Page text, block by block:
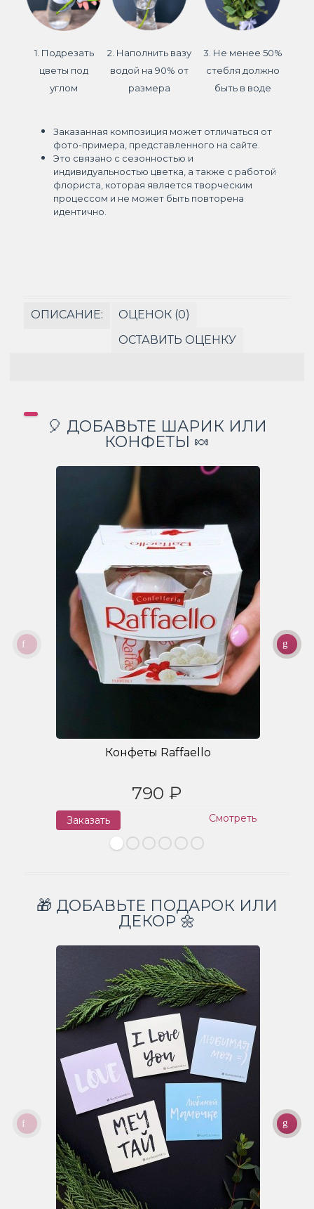
1. Подрезать
цветы под
углом
2. Наполнить вазу
водой на 90% от
размера
3. Не менее 50%
стебля должно
быть в воде
Заказанная композиция может отличаться от
фото-примера, представленного на сайте.
Это связано с сезонностью и
индивидуальностью цветка, а также с работой
флориста, которая является творческим
процессом и не может быть повторена
идентично.
ОПИСАНИЕ:
ОЦЕНОК (0)
ОСТАВИТЬ ОЦЕНКУ
🎈 ДОБАВЬТЕ ШАРИК ИЛИ
КОНФЕТЫ 🍬
Конфеты Raffaello
790 ₽
Заказать Смотреть
🎁 ДОБАВЬТЕ ПОДАРОК ИЛИ
ДЕКОР 🌼